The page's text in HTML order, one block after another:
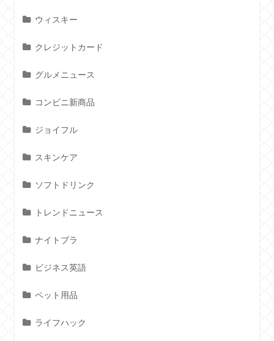
ウィスキー
クレジットカード
グルメニュース
コンビニ新商品
ジョイフル
スキンケア
ソフトドリンク
トレンドニュース
ナイトブラ
ビジネス英語
ペット用品
ライフハック